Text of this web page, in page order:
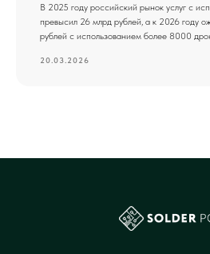
В 2025 году российский рынок услуг с
превысил 26 млрд рублей, а к 2026 году
рублей с использованием более 8000
20.03.2026